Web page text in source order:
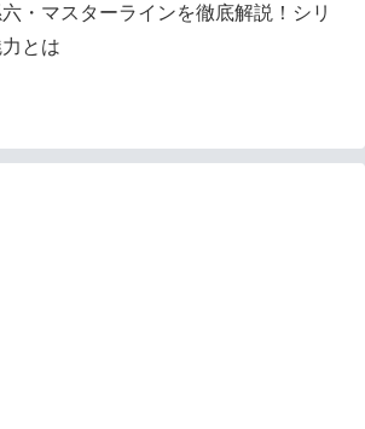
六・マスターラインを徹底解説！シリ
とは